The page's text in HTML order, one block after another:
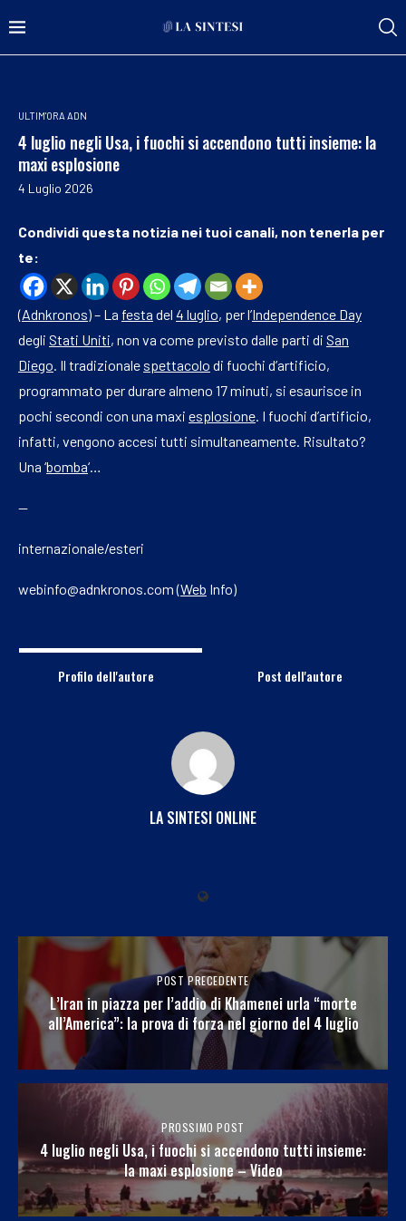
ULTIM'ORA ADN
4 luglio negli Usa, i fuochi si accendono tutti insieme: la
maxi esplosione
4 Luglio 2026
Condividi questa notizia nei tuoi canali, non tenerla per
te:
(Adnkronos) – La festa del 4 luglio, per l’Independence Day
degli Stati Uniti, non va come previsto dalle parti di San
Diego. Il tradizionale spettacolo di fuochi d’artificio,
programmato per durare almeno 17 minuti, si esaurisce in
pochi secondi con una maxi esplosione. I fuochi d’artificio,
infatti, vengono accesi tutti simultaneamente. Risultato?
Una ‘bomba‘…
—
internazionale/esteri
webinfo@adnkronos.com (Web Info)
Profilo dell'autore Post dell'autore
LA SINTESI ONLINE
POST PRECEDENTE
L’Iran in piazza per l’addio di Khamenei urla “morte
all’America”: la prova di forza nel giorno del 4 luglio
PROSSIMO POST
4 luglio negli Usa, i fuochi si accendono tutti insieme:
la maxi esplosione – Video